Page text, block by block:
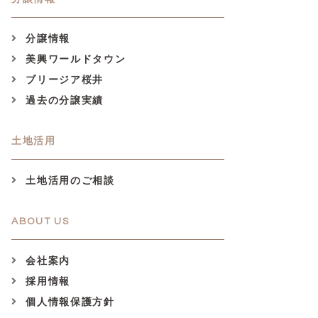
分譲情報
美興ワールドタウン
ブリージア桜井
過去の分譲実績
土地活用
土地活用のご相談
ABOUT US
会社案内
採用情報
個人情報保護方針